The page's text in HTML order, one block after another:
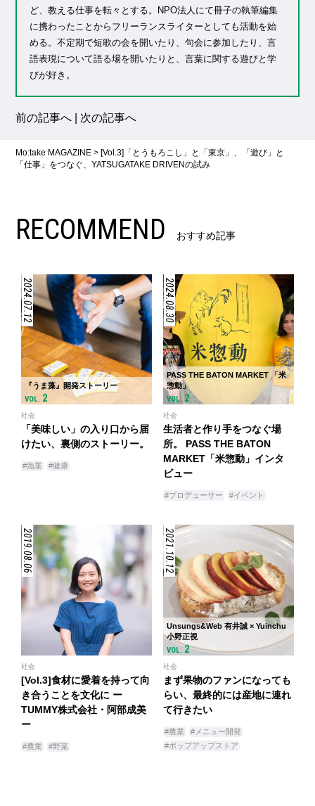
ど、教える仕事を転々とする。NPO法人にて冊子の執筆編集
に携わったことからフリーランスライターとしても活動を始
める。不定期で短歌の会を開いたり、句会に参加したり、言
語表現について語る場を開いたりと、言葉に関する遊びと学
びが好き。
前の記事へ 次の記事へ
Mo:take MAGAZINE >[Vol.3]「とうもろこし」と「東京」、「遊び」と
「仕事」をつなぐ、YATSUGATAKE DRIVENの試み
RECOMMEND おすすめ記事
2024.07.12
『うま藻』開発ストーリー
VOL. 2
社会
「美味しい」の入り口から届
けたい、裏側のストーリー。
#漁業 #健康
2024.08.30
PASS THE BATON MARKET 「米
惣動」
VOL.2
社会
生活者と作り手をつなぐ場
所。 PASS THE BATON
MARKET「米惣動」インタ
ビュー
#プロデューサー #イベント
2019.08.06
社会
[Vol.3]食材に愛着を持って向
き合うことを文化に ー
TUMMY株式会社・阿部成美
ー
#農業 #野菜
2021.10.12
Unsungs&Web 有井誠 × Yuinchu
小野正視
VOL. 2
社会
まず果物のファンになっても
らい、最終的には産地に連れ
て行きたい
#農業
#メニュー開発
#ポップアップストア